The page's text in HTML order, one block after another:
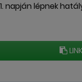
napján lépnek